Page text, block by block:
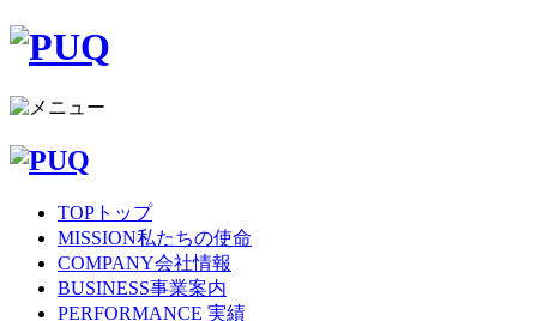
TOP トップ
MISSION私たちの使命
COMPANY会社情報
BUSINESS事業案内
PERFORMANCE 実績